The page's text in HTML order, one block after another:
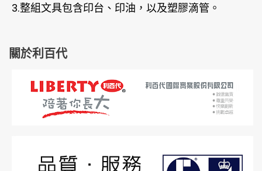
3.整組文具包含印台、印油，以及塑膠滴管。
關於利百代